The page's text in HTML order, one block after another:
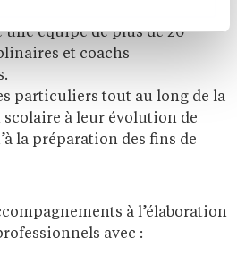
implanté en Bretagne depuis
une équipe de plus de 20
et coachs
particuliers tout au long de la
à leur évolution de
la préparation des fins de
à l’élaboration
avec :